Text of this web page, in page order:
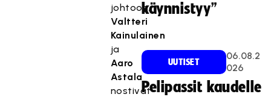
johtoon.
Valtteri
Kainulainen
ja
Aaro
Astala
nostivat
käynnistyy”
UUTISET
06.08.2
026
Pelipassit kaudelle